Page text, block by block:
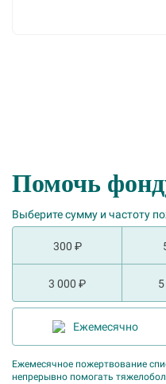
Помочь
Выберите сумму и частоту
300 ₽
3 000 ₽
Ежемесячно
Ежемесячное пожертвование
непрерывно помогать